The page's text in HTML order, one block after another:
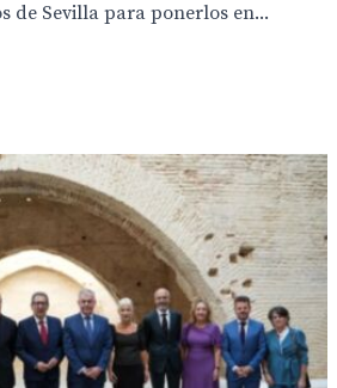
de Sevilla para ponerlos en...